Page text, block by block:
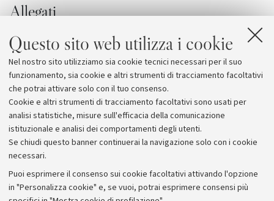
Questo sito web utilizza i cookie
Nel nostro sito utilizziamo sia cookie tecnici necessari per il suo
funzionamento, sia cookie e altri strumenti di tracciamento facoltativi
che potrai attivare solo con il tuo consenso.
Cookie e altri strumenti di tracciamento facoltativi sono usati per
analisi statistiche, misure sull'efficacia della comunicazione
istituzionale e analisi dei comportamenti degli utenti.
Se chiudi questo banner continuerai la navigazione solo con i cookie
necessari.
Puoi esprimere il consenso sui cookie facoltativi attivando l'opzione
in "Personalizza cookie" e, se vuoi, potrai esprimere consensi più
Allegati
Gli appuntamenti autunnali alla Società Medica
Chirurgica
Società Medica Chirurgica di Bologna
Archivio
Comunicati stampa